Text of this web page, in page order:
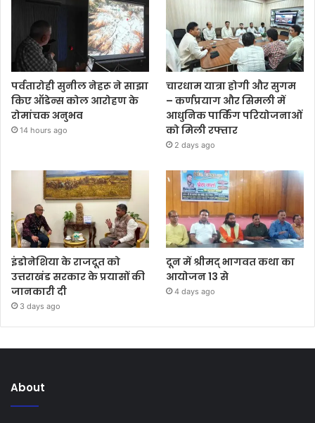
पर्वतारोही सुनील नेहरू ने साझा
किए ऑडेन्स कोल आरोहण के
रोमांचक अनुभव
14 hours ago
चारधाम यात्रा होगी और सुगम
– कर्णप्रयाग और सिमली में
आधुनिक पार्किंग परियोजनाओं
को मिली रफ्तार
2 days ago
इंडोनेशिया के राजदूत को
उत्तराखंड सरकार के प्रयासों की
जानकारी दी
3 days ago
दून में श्रीमद् भागवत कथा का
आयोजन 13 से
4 days ago
About